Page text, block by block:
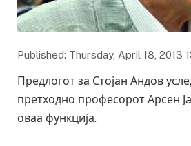
Published: Thursday, April 18, 2013
Предлогот за Стојан Андов
претходно професорот Арсен
оваа функција.